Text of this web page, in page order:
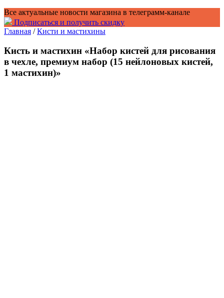
Все актуальные новости магазина в телеграмм-канале
Подписаться и получить скидку
Главная /Кисти и мастихины
Кисть и мастихин «Набор кистей для рисования
в чехле, премиум набор (15 нейлоновых кистей,
1 мастихин)»